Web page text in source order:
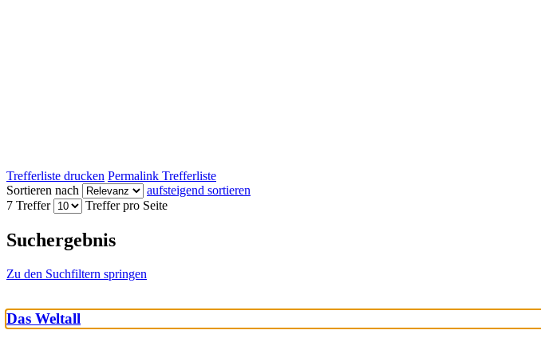
Trefferliste drucken Permalink Trefferliste
Sortieren nach
aufsteigend sortieren
7 Treffer
Treffer pro Seite
Suchergebnis
Zu den Suchfiltern springen
Das Weltall